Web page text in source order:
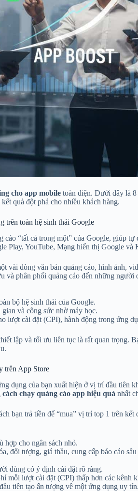
cho app mobile toàn diện. Dưới đây là
quả đột phá cho nhiều khách hàng.
trên toàn hệ sinh thái Google
“tất cả trong một” của Google, giúp tự
Play, YouTube, Mạng hiển thị Google và
vài dòng văn bản quảng cáo, hình ảnh,
và phân phối quảng cáo đến những người
bộ hệ sinh thái của Google.
và công sức nhờ máy học.
lượt cài đặt (CPI), hành động trong ứng
lập và tối ưu liên tục là rất quan trọng.
trên App Store
dụng của bạn xuất hiện ở vị trí đầu tiên
cách chạy quảng cáo app hiệu quả nhất
bạn trả tiền để “mua” vị trí top 1 trên kết
hợp cho ngân sách nhỏ.
đối tượng, giá thầu, cung cấp báo cáo sâu
dùng có ý định cài đặt rõ ràng.
mỗi lượt cài đặt (CPI) thấp hơn các kênh
tiên tạo ấn tượng về một ứng dụng uy tín.